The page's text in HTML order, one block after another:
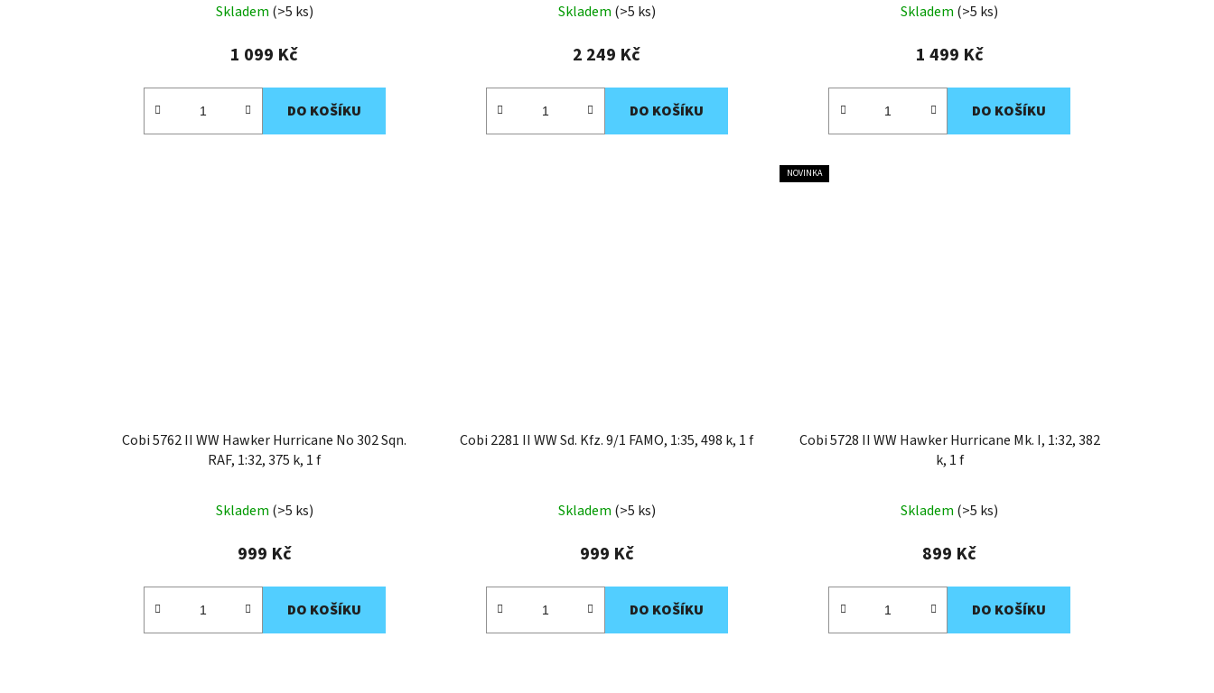
Skladem (>5 ks)
1 099 Kč
DO KOŠÍKU
Skladem (>5 ks)
2 249 Kč
DO KOŠÍKU
Skladem (>5 ks)
1 499 Kč
DO KOŠÍKU
Cobi 5762 II WW Hawker Hurricane No 302 Sqn.
RAF, 1:32, 375 k, 1 f
Skladem (>5 ks)
999 Kč
DO KOŠÍKU
Cobi 2281 II WW Sd. Kfz. 9/1 FAMO, 1:35, 498 k, 1 f
Skladem (>5 ks)
999 Kč
DO KOŠÍKU
NOVINKA
Cobi 5728 II WW Hawker Hurricane Mk. I, 1:32, 382
k, 1 f
Skladem (>5 ks)
899 Kč
DO KOŠÍKU